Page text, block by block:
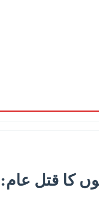
یوم سریبرینیتسا نسل کشی‘ قرار